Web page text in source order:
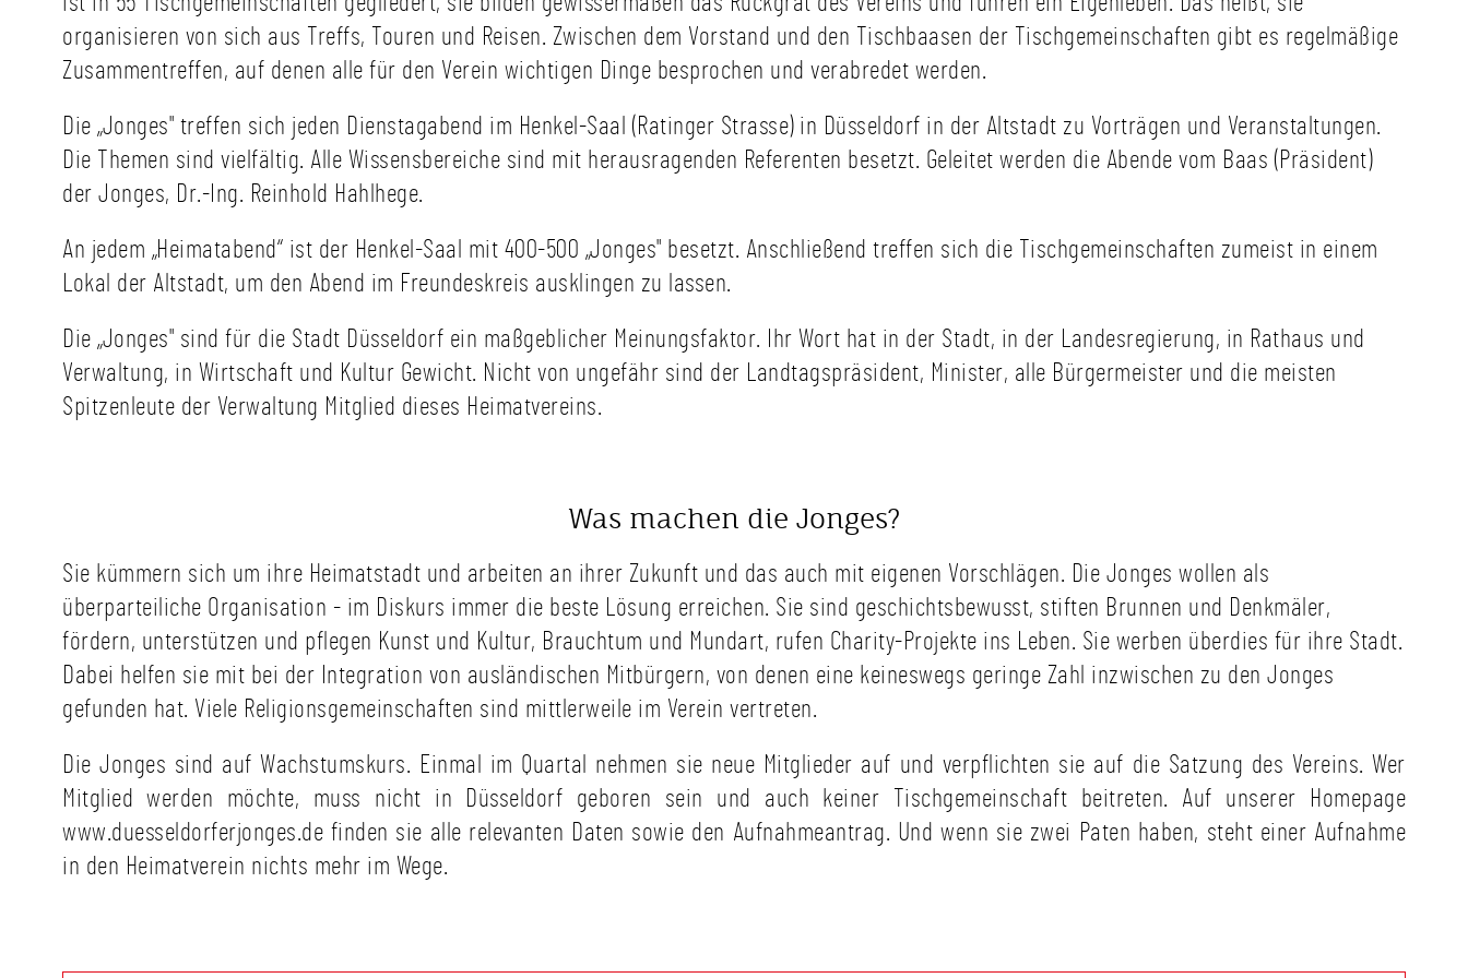
schriftlich erreicht haben,
haben wir hier in
Kategorien
zusammengefasst und
kommentiert.
Bund worauf es bei der
Wiederbelebung ankommt.
Nach einer kurzen
wird es die Möglichkeit
zum praktischen Üben
geben. Wir alle haben am
die richtigen Handgriffe
zu beherrschen. Deshalb
nutzt um euer Wissen im
Bereich Erste-Hilfe
organisieren von sich aus Treffs, Touren und Reisen. Zwischen dem Vorstand und den Tischbaasen der Tischgemeinschaften gibt es regelmäßige
Zusammentreffen, auf denen alle für den Verein wichtigen Dinge besprochen und verabredet werden.
Die „Jonges" treffen sich jeden Dienstagabend im Henkel-Saal (Ratinger Strasse) in Düsseldorf in der Altstadt zu Vorträgen und Veranstaltungen.
Die Themen sind vielfältig. Alle Wissensbereiche sind mit herausragenden Referenten besetzt. Geleitet werden die Abende vom Baas (Präsident)
der Jonges, Dr.-Ing. Reinhold Hahlhege.
An jedem „Heimatabend“ ist der Henkel-Saal mit 400-500 „Jonges" besetzt. Anschließend treffen sich die Tischgemeinschaften zumeist in einem
Lokal der Altstadt, um den Abend im Freundeskreis ausklingen zu lassen.
Die „Jonges" sind für die Stadt Düsseldorf ein maßgeblicher Meinungsfaktor. Ihr Wort hat in der Stadt, in der Landesregierung, in Rathaus und
Verwaltung, in Wirtschaft und Kultur Gewicht. Nicht von ungefähr sind der Landtagspräsident, Minister, alle Bürgermeister und die meisten
Spitzenleute der Verwaltung Mitglied dieses Heimatvereins.
Was machen die Jonges?
Sie kümmern sich um ihre Heimatstadt und arbeiten an ihrer Zukunft und das auch mit eigenen Vorschlägen. Die Jonges wollen als
überparteiliche Organisation - im Diskurs immer die beste Lösung erreichen. Sie sind geschichtsbewusst, stiften Brunnen und Denkmäler,
fördern, unterstützen und pflegen Kunst und Kultur, Brauchtum und Mundart, rufen Charity-Projekte ins Leben. Sie werben überdies für ihre Stadt.
Dabei helfen sie mit bei der Integration von ausländischen Mitbürgern, von denen eine keineswegs geringe Zahl inzwischen zu den Jonges
gefunden hat. Viele Religionsgemeinschaften sind mittlerweile im Verein vertreten.
Die Jonges sind auf Wachstumskurs. Einmal im Quartal nehmen sie neue Mitglieder auf und verpflichten sie auf die Satzung des Vereins. Wer
Mitglied werden möchte, muss nicht in Düsseldorf geboren sein und auch keiner Tischgemeinschaft beitreten. Auf unserer Homepage
www.duesseldorferjonges.de finden sie alle relevanten Daten sowie den Aufnahmeantrag. Und wenn sie zwei Paten haben, steht einer Aufnahme
in den Heimatverein nichts mehr im Wege.